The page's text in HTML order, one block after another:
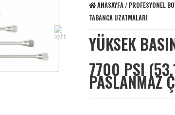
ANASAYFA/ PROFESYONEL
TABANCA UZATMALARI
YÜKSEK
7700 PSI
PASLANMAZ